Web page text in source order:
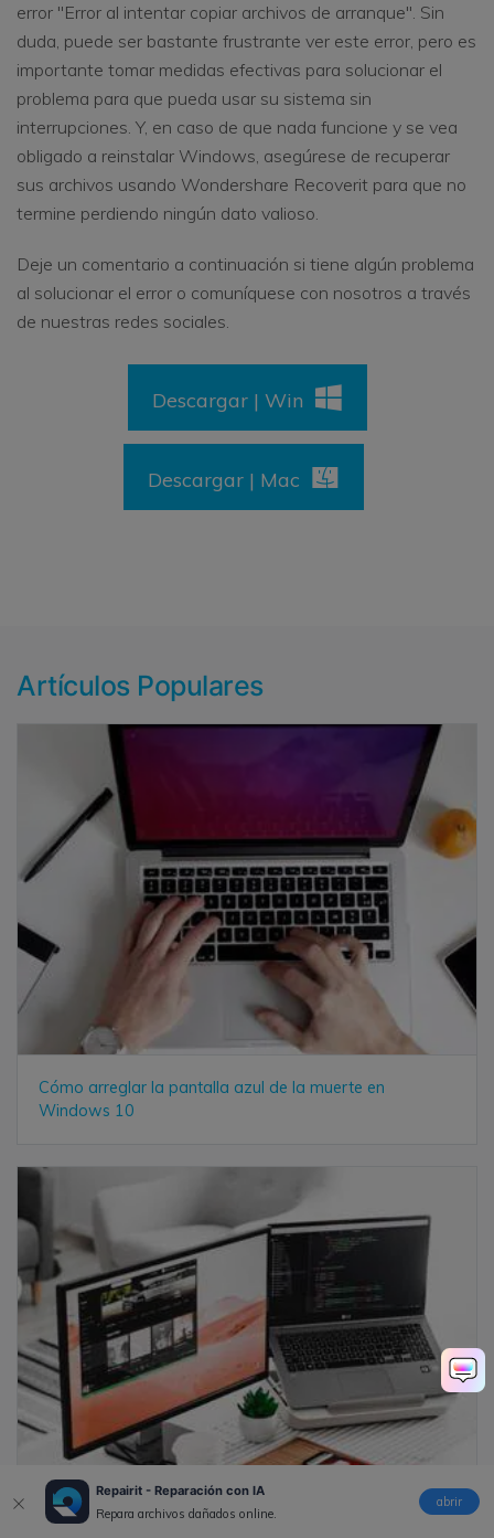
Repairit - Reparación con IA
Repara archivos dañados online.
abrir
error "Error al intentar copiar archivos de arranque". Sin
duda, puede ser bastante frustrante ver este error, pero es
importante tomar medidas efectivas para solucionar el
problema para que pueda usar su sistema sin
interrupciones. Y, en caso de que nada funcione y se vea
obligado a reinstalar Windows, asegúrese de recuperar
sus archivos usando Wondershare Recoverit para que no
termine perdiendo ningún dato valioso.
Deje un comentario a continuación si tiene algún problema
al solucionar el error o comuníquese con nosotros a través
de nuestras redes sociales.
Descargar | Win
Descargar | Mac
Artículos Populares
Cómo arreglar la pantalla azul de la muerte en
Windows 10